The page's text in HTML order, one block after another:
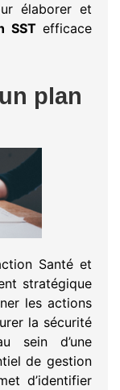
élaborer et
SSTefficace
plan
Santé et
stratégique
les actions
la sécurité
sein d’une
de gestion
d’identifier